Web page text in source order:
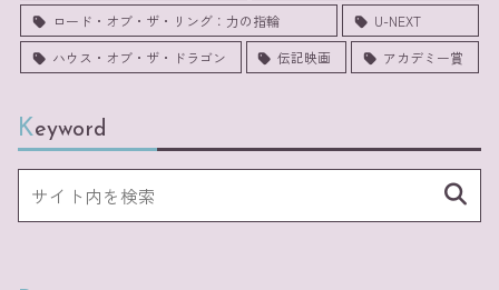
ロード・オブ・ザ・リング：力の指輪
U-NEXT
ハウス・オブ・ザ・ドラゴン
伝記映画 アカデミー賞
Keyword